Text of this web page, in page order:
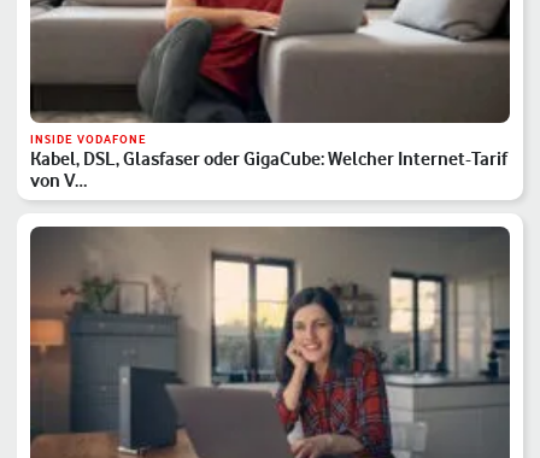
INSIDE VODAFONE
Kabel, DSL, Glasfaser oder GigaCube: Welcher Internet-Tarif
von V…